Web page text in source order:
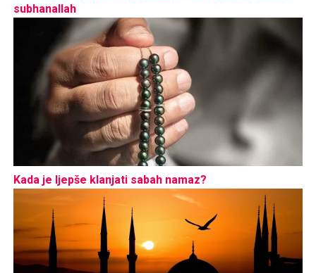
subhanallah
Kada je ljepše klanjati sabah namaz?